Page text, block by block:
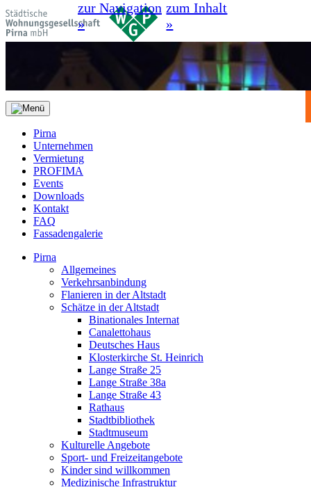
zur Navigation
»
zum Inhalt
»
Pirna
Unternehmen
Vermietung
PROFIMA
Events
Downloads
Kontakt
FAQ
Fassadengalerie
Pirna
Allgemeines
Verkehrsanbindung
Flanieren in der Altstadt
Schätze in der Altstadt
Binationales Internat
Canalettohaus
Deutsches Haus
Klosterkirche St. Heinrich
Lange Straße 25
Lange Straße 38a
Lange Straße 43
Rathaus
Stadtbibliothek
Stadtmuseum
Kulturelle Angebote
Sport- und Freizeitangebote
Kinder sind willkommen
Medizinische Infrastruktur